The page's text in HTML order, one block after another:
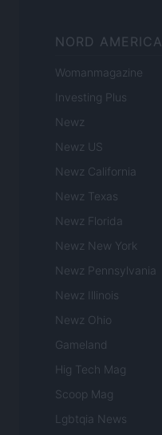
NORD AMERICA
Womanmagazine
Investing Plus
Newz
Newz US
Newz California
Newz Texas
Newz Florida
Newz New York
Newz Pennsylvania
Newz Illinois
Newz Ohio
Gameland
Hig Tech Mag
Scoop Mag
Lgbtqia News